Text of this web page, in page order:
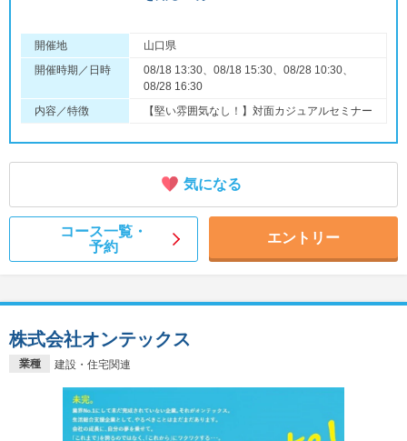
開催地
山口県
開催時期／日時
08/18 13:30、08/18 15:30、08/28 10:30、
08/28 16:30
内容／特徴
【堅い雰囲気なし！】対面カジュアルセミナー
気になる
コース一覧・
予約
エントリー
業種 建設・住宅関連
株式会社オンテックス